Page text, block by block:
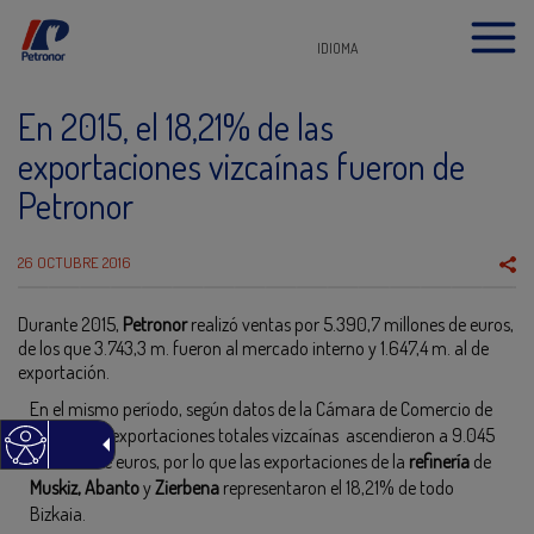
IDIOMA
En 2015, el 18,21% de las
exportaciones vizcaínas fueron de
Petronor
26 OCTUBRE 2016
Durante 2015, Petronorrealizó ventas por 5.390,7 millones de euros,
de los que 3.743,3 m. fueron al mercado interno y 1.647,4 m. al de
exportación.
En el mismo período, según datos de la Cámara de Comercio de
Bilbao, las exportaciones totales vizcaínas ascendieron a 9.045
millones de euros, por lo que las exportaciones de la refinería de
Muskiz, AbantoyZierbena representaron el 18,21% de todo
Bizkaia.